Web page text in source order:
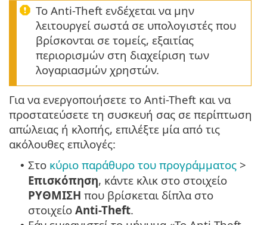
Το Anti-Theft ενδέχεται να μην
λειτουργεί σωστά σε υπολογιστές που
βρίσκονται σε τομείς, εξαιτίας
περιορισμών στη διαχείριση των
λογαριασμών χρηστών.
Για να ενεργοποιήσετε το Anti-Theft και να
προστατεύσετε τη συσκευή σας σε περίπτωση
απώλειας ή κλοπής, επιλέξτε μία από τις
ακόλουθες επιλογές:
• Στο κύριο παράθυρο του προγράμματος >
Επισκόπηση, κάντε κλικ στο στοιχείο
ΡΥΘΜΙΣΗ που βρίσκεται δίπλα στο
στοιχείο Anti-Theft.